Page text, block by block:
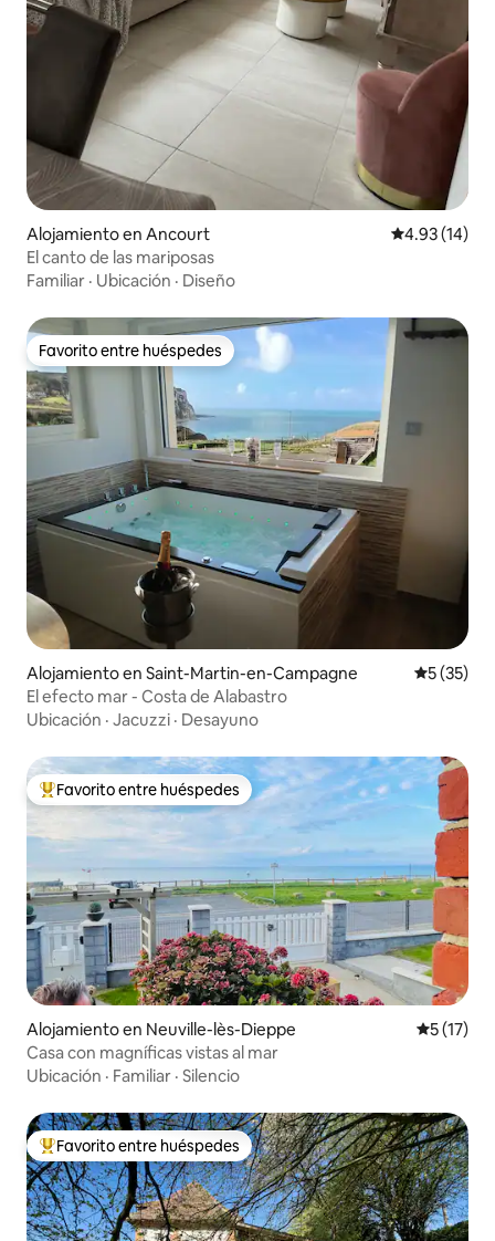
Alojamiento en Ancourt Calificación
4.93 (14)
El canto de las mariposas
Familiar · Ubicación · Diseño
Favorito entre huéspedes
Favorito entre huéspedes
Alojamiento en Saint-Martin-en-Campagne
5 (35)
El efecto mar - Costa de Alabastro
Ubicación · Jacuzzi · Desayuno
Favorito entre huéspedes preferido
Favorito entre huéspedes
Alojamiento en Neuville-lès-Dieppe
5 (17)
Casa con magníficas vistas al mar
Ubicación · Familiar · Silencio
Favorito entre huéspedes preferido
Favorito entre huéspedes